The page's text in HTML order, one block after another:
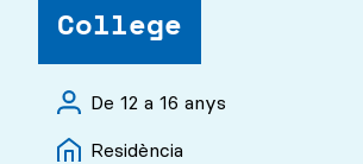
College
De 12 a 16 anys
Residència